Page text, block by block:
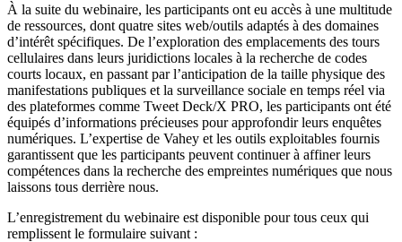
À la suite du webinaire, les participants ont eu accès à une multitude
de ressources, dont quatre sites web/outils adaptés à des domaines
d’intérêt spécifiques. De l’exploration des emplacements des tours
cellulaires dans leurs juridictions locales à la recherche de codes
courts locaux, en passant par l’anticipation de la taille physique des
manifestations publiques et la surveillance sociale en temps réel via
des plateformes comme Tweet Deck/X PRO, les participants ont été
équipés d’informations précieuses pour approfondir leurs enquêtes
numériques. L’expertise de Vahey et les outils exploitables fournis
garantissent que les participants peuvent continuer à affiner leurs
compétences dans la recherche des empreintes numériques que nous
laissons tous derrière nous.
L’enregistrement du webinaire est disponible pour tous ceux qui
remplissent le formulaire suivant :